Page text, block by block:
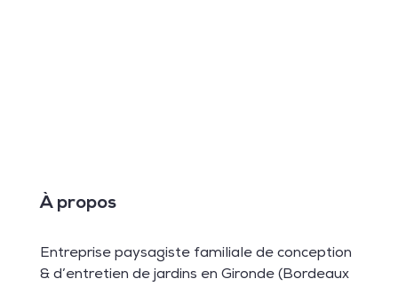
À propos
Entreprise paysagiste familiale de conception
& d’entretien de jardins en Gironde (Bordeaux